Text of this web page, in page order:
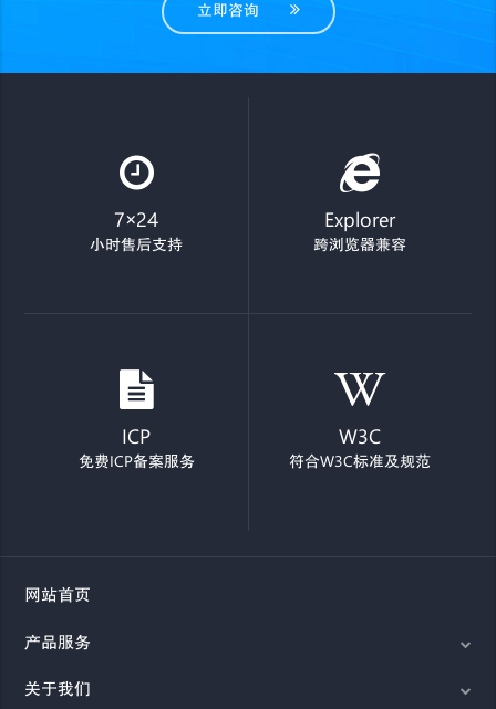
立即咨询
7×24
小时售后支持
Explorer
跨浏览器兼容
ICP
免费ICP备案服务
W3C
符合W3C标准及规范
网站首页
产品服务
关于我们